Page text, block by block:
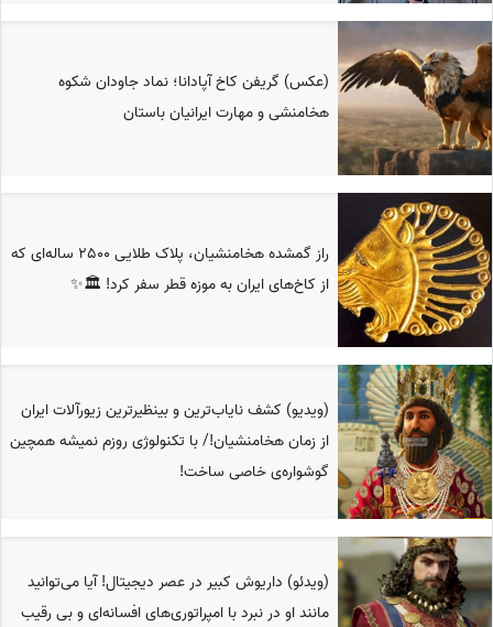
(عکس) گریفن کاخ آپادانا؛ نماد جاودان شکوه
هخامنشی و مهارت ایرانیان باستان
راز گمشده هخامنشیان، پلاک طلایی 2500 ساله‌ای که
از کاخ‌های ایران به موزه قطر سفر کرد! 🏛️✨
(ویدیو) کشف نایاب‌ترین و بینظیرترین زیورآلات ایران
از زمان هخامنشیان!/ با تکنولوژی روزم نمیشه همچین
گوشواره‌ی خاصی ساخت!
(ویدئو) داریوش کبیر در عصر دیجیتال! آیا می‌توانید
مانند او در نبرد با امپراتوری‌های افسانه‌ای و بی رقیب